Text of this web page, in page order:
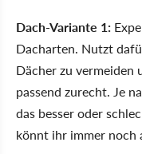
Dach-Variante 1:
Dacharten. Nutzt
Dächer zu vermeiden
passend zurecht. Je
das besser oder
könnt ihr immer noch